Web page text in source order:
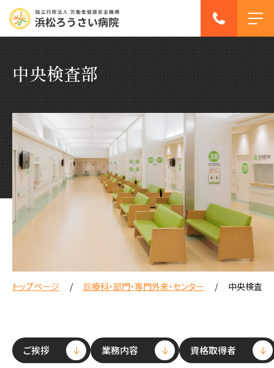
中央検査部
トップページ 診療科・部門・専門外来・センター 中央検査部
ご挨拶 業務内容 資格取得者